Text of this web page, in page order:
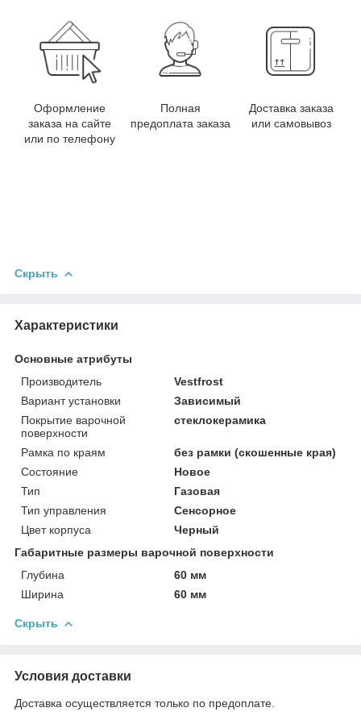
Оформление
заказа на сайте
или по телефону
Полная
предоплата заказа
Доставка заказа
или самовывоз
Скрыть
Характеристики
Основные атрибуты
Производитель
Vestfrost
Вариант установки
Зависимый
Покрытие варочной
поверхности
стеклокерамика
Рамка по краям
без рамки (скошенные края)
Состояние
Новое
Тип
Газовая
Тип управления
Сенсорное
Цвет корпуса
Черный
Габаритные размеры варочной поверхности
Глубина
60 мм
Ширина
60 мм
Скрыть
Условия доставки
Доставка осуществляется только по предоплате.